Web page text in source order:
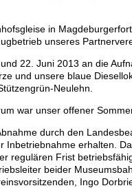
in
unseres
22. Juni 2013 an die
und unsere blaue
Neulehn.
war unser offener
durch den
Inbetriebnahme erhalten.
regulären Frist
beider
Ingo